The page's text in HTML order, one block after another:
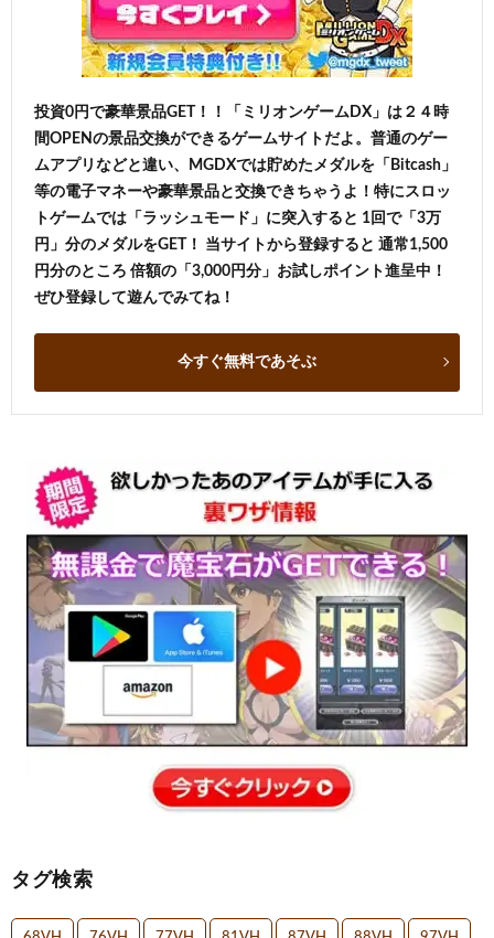
投資0円で豪華景品GET！！「ミリオンゲームDX」は２４時
間OPENの景品交換ができるゲームサイトだよ。普通のゲー
ムアプリなどと違い、MGDXでは貯めたメダルを「Bitcash」
等の電子マネーや豪華景品と交換できちゃうよ！特にスロッ
トゲームでは「ラッシュモード」に突入すると 1回で「3万
円」分のメダルをGET！ 当サイトから登録すると 通常1,500
円分のところ 倍額の「3,000円分」お試しポイント進呈中！
ぜひ登録して遊んでみてね！
今すぐ無料であそぶ
タグ検索